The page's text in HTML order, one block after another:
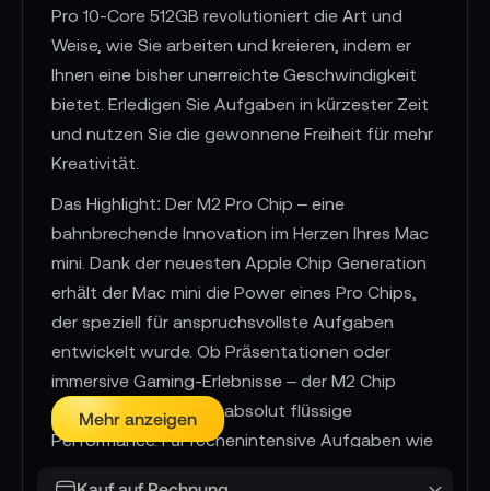
Pro 10-Core 512GB revolutioniert die Art und
Weise, wie Sie arbeiten und kreieren, indem er
Ihnen eine bisher unerreichte Geschwindigkeit
bietet. Erledigen Sie Aufgaben in kürzester Zeit
und nutzen Sie die gewonnene Freiheit für mehr
Kreativität.
Das Highlight: Der M2 Pro Chip – eine
bahnbrechende Innovation im Herzen Ihres Mac
mini. Dank der neuesten Apple Chip Generation
erhält der Mac mini die Power eines Pro Chips,
der speziell für anspruchsvollste Aufgaben
entwickelt wurde. Ob Präsentationen oder
immersive Gaming-Erlebnisse – der M2 Chip
ermöglicht Ihnen eine absolut flüssige
Performance. Für rechenintensive Aufgaben wie
Mehr anzeigen